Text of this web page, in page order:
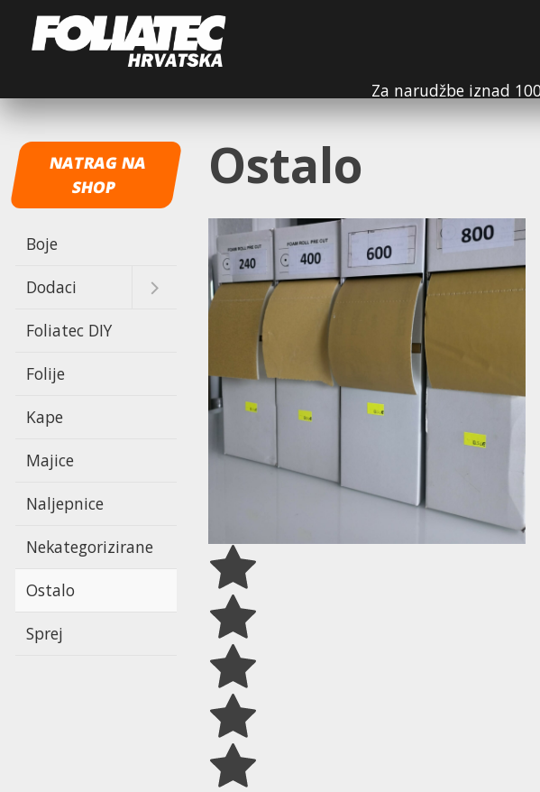
Za narudžbe iznad
NATRAG NA
SHOP
Boje
Dodaci
Dodaci
kapice ventila
Foliatec DIY
Folije
Kape
Majice
Naljepnice
Nekategorizirane
Ostalo
Sprej
Ostalo